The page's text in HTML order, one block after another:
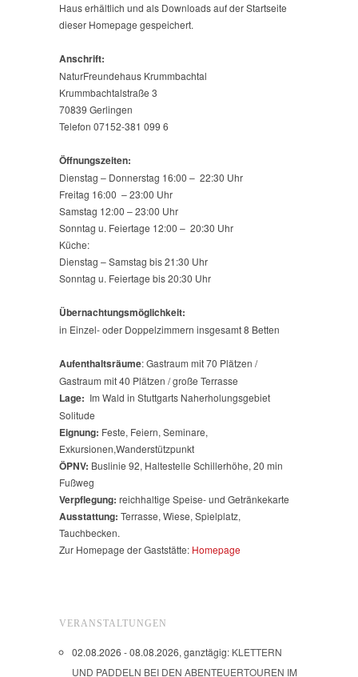
Haus erhältlich und als Downloads auf der Startseite
dieser Homepage gespeichert.
Anschrift:
NaturFreundehaus Krummbachtal
Krummbachtalstraße 3
70839 Gerlingen
Telefon 07152-381 099 6
Öffnungszeiten:
Dienstag – Donnerstag 16:00 – 22:30 Uhr
Freitag 16:00 – 23:00 Uhr
Samstag 12:00 – 23:00 Uhr
Sonntag u. Feiertage 12:00 – 20:30 Uhr
Küche:
Dienstag – Samstag bis 21:30 Uhr
Sonntag u. Feiertage bis 20:30 Uhr
Übernachtungsmöglichkeit:
in Einzel- oder Doppelzimmern insgesamt 8 Betten
Aufenthaltsräume: Gastraum mit 70 Plätzen /
Gastraum mit 40 Plätzen / große Terrasse
Lage: Im Wald in Stuttgarts Naherholungsgebiet
Solitude
Eignung: Feste, Feiern, Seminare,
Exkursionen,Wanderstützpunkt
ÖPNV: Buslinie 92, Haltestelle Schillerhöhe, 20 min
Fußweg
Verpflegung: reichhaltige Speise- und Getränkekarte
Ausstattung: Terrasse, Wiese, Spielplatz,
Tauchbecken.
Zur Homepage der Gaststätte: Homepage
VERANSTALTUNGEN
02.08.2026 - 08.08.2026, ganztägig: KLETTERN
UND PADDELN BEI DEN ABENTEUERTOUREN IM